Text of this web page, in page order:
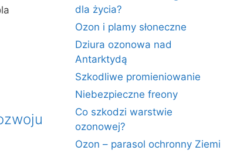
dla życia?
Ozon i plamy słoneczne
Dziura ozonowa nad
Antarktydą
Szkodliwe promieniowanie
Niebezpieczne freony
Co szkodzi warstwie
ozonowej?
Ozon – parasol ochronny Ziemi